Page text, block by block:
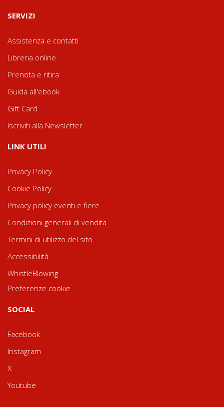
SERVIZI
Assistenza e contatti
Libreria online
Prenota e ritira
Guida all'ebook
Gift Card
Iscriviti alla Newsletter
LINK UTILI
Privacy Policy
Cookie Policy
Privacy policy eventi e fiere
Condizioni generali di vendita
Termini di utilizzo del sito
Accessibilità
WhistleBlowing
Preferenze cookie
SOCIAL
Facebook
Instagram
X
Youtube